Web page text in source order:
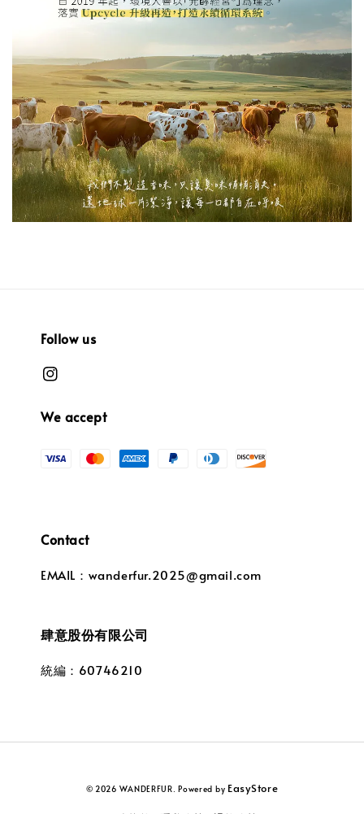
Follow us
We accept
Contact
EMAIL：wanderfur.2025@gmail.com
肆意股份有限公司
統編：60746210
© 2026 WANDERFUR. Powered by EasyStore